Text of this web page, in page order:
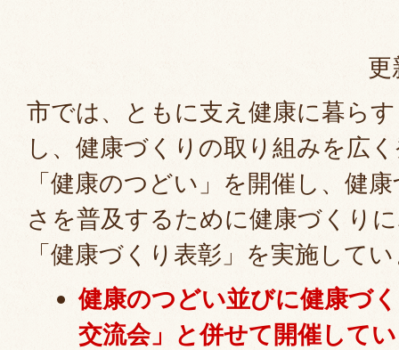
更
市では、ともに支え健康に暮ら
し、健康づくりの取り組みを広
「健康のつどい」を開催し、健
さを普及するために健康づくり
「健康づくり表彰」を実施して
健康のつどい並びに健康づ
交流会」と併せて開催して